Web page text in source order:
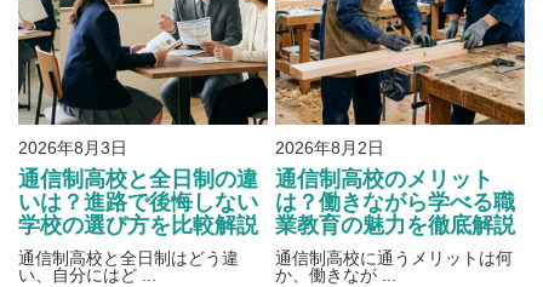
2026年8月3日
通信制高校と全日制の違
いは？進路で後悔しない
学校の選び方を比較解説
通信制高校と全日制はどう違
い、自分にはど ...
2026年8月2日
通信制高校のメリット
は？働きながら学べる職
業教育の魅力を徹底解説
通信制高校に通うメリットは何
か、働きなが ...